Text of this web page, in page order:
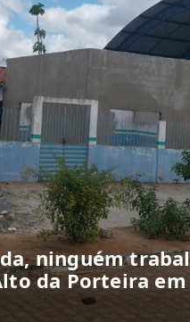
ninguém
da Porteira em